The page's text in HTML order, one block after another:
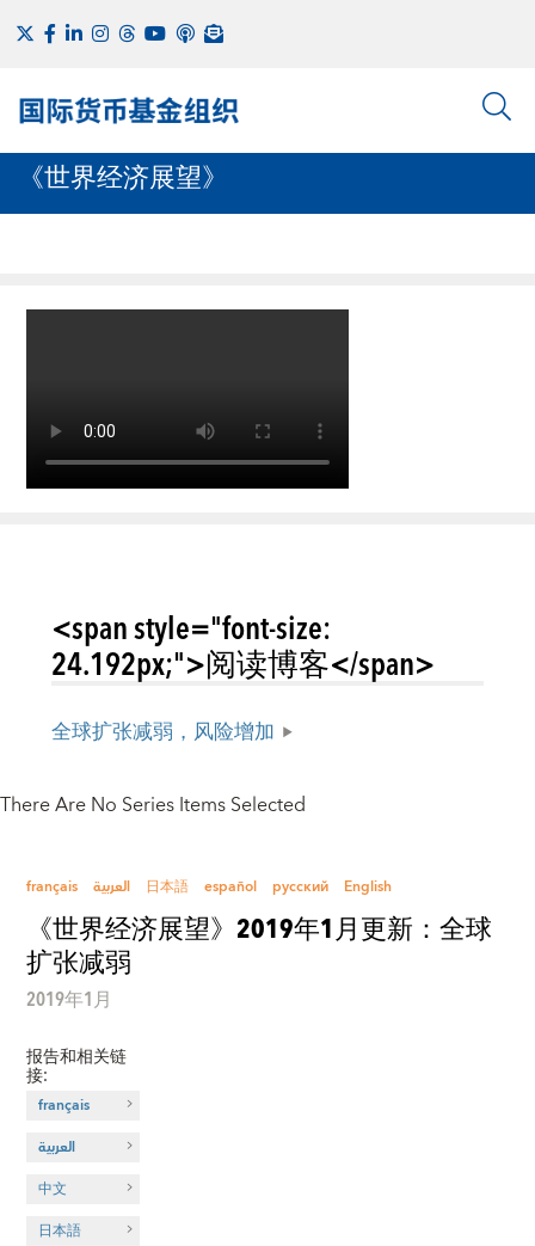
《世界经济展望》
<span style="font-size:
24.192px;">阅读博客</span>
全球扩张减弱，风险增加
There Are No Series Items Selected
français العربية 日本語 español русский English
《世界经济展望》2019年1月更新：全球
扩张减弱
2019年1月
报告和相关链
接:
français
العربية
中文
日本語